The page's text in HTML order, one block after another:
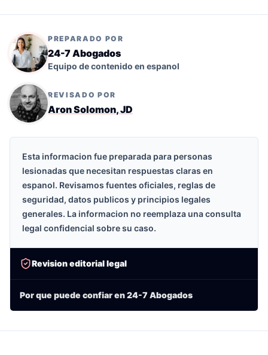
PREPARADO POR
24-7 Abogados
Equipo de contenido en espanol
REVISADO POR
Aron Solomon, JD
Esta informacion fue preparada para personas
lesionadas que necesitan respuestas claras en
espanol. Revisamos fuentes oficiales, reglas de
seguridad, datos publicos y principios legales
generales. La informacion no reemplaza una consulta
legal confidencial sobre su caso.
Revision editorial legal
Por que puede confiar en 24-7 Abogados